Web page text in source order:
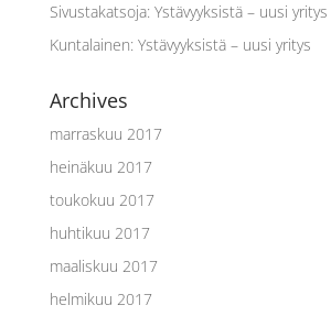
Sivustakatsoja: Ystävyyksistä – uusi yritys
Kuntalainen: Ystävyyksistä – uusi yritys
Archives
marraskuu 2017
heinäkuu 2017
toukokuu 2017
huhtikuu 2017
maaliskuu 2017
helmikuu 2017